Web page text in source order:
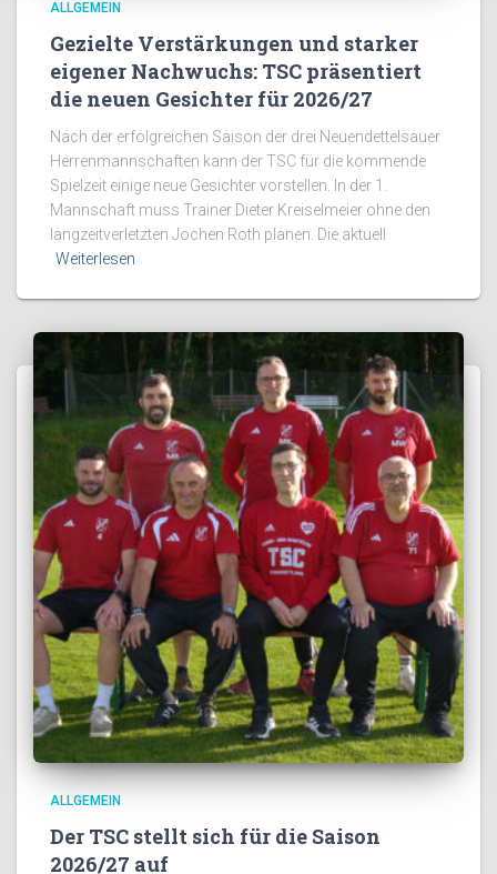
ALLGEMEIN
Gezielte Verstärkungen und starker
eigener Nachwuchs: TSC präsentiert
die neuen Gesichter für 2026/27
Nach der erfolgreichen Saison der drei Neuendettelsauer
Herrenmannschaften kann der TSC für die kommende
Spielzeit einige neue Gesichter vorstellen. In der 1.
Mannschaft muss Trainer Dieter Kreiselmeier ohne den
langzeitverletzten Jochen Roth planen. Die aktuell
Weiterlesen
ALLGEMEIN
Der TSC stellt sich für die Saison
2026/27 auf